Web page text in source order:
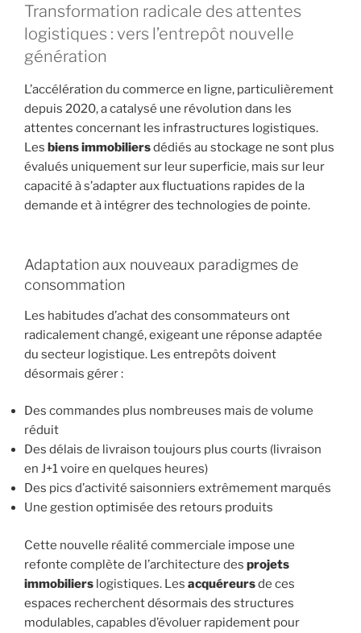
Transformation radicale des attentes
logistiques : vers l’entrepôt nouvelle
génération
L’accélération du commerce en ligne, particulièrement
depuis 2020, a catalysé une révolution dans les
attentes concernant les infrastructures logistiques.
Les biens immobiliersdédiés au stockage ne sont plus
évalués uniquement sur leur superficie, mais sur leur
capacité à s’adapter aux fluctuations rapides de la
demande et à intégrer des technologies de pointe.
Adaptation aux nouveaux paradigmes de
consommation
Les habitudes d’achat des consommateurs ont
radicalement changé, exigeant une réponse adaptée
du secteur logistique. Les entrepôts doivent
désormais gérer :
Des commandes plus nombreuses mais de volume
réduit
Des délais de livraison toujours plus courts (livraison
en J+1 voire en quelques heures)
Des pics d’activité saisonniers extrêmement marqués
Une gestion optimisée des retours produits
Cette nouvelle réalité commerciale impose une
refonte complète de l’architecture des projets
immobiliers logistiques. Les acquéreursde ces
espaces recherchent désormais des structures
modulables, capables d’évoluer rapidement pour